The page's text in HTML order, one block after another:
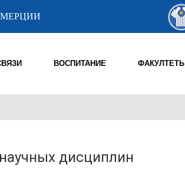
ВОСПИТАНИЕ ФАКУЛТЕТЫ
дисциплин